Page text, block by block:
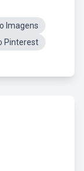
Imagens
Pinterest